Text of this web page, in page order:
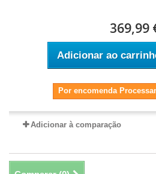
369,99
Adicionar ao
Por encomenda
Adicionar à comparação